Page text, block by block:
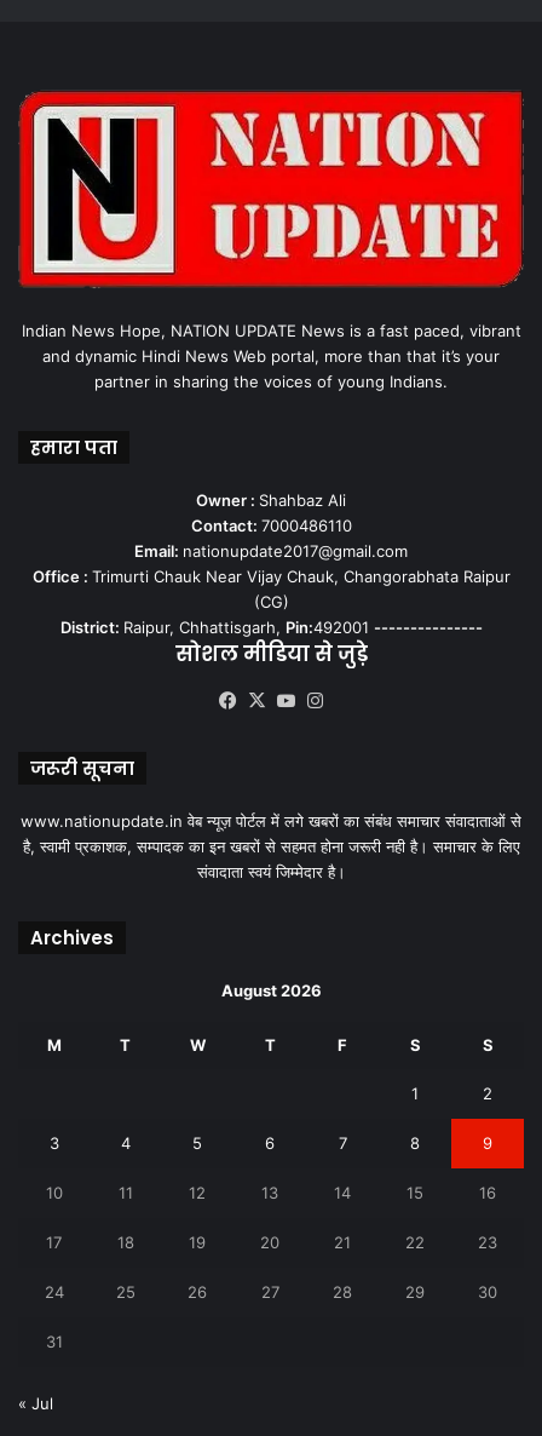
Indian News Hope, NATION UPDATE News is a fast paced, vibrant
and dynamic Hindi News Web portal, more than that it’s your
partner in sharing the voices of young Indians.
हमारा पता
Owner : Shahbaz Ali
Contact: 7000486110
Email: nationupdate2017@gmail.com
Office : Trimurti Chauk Near Vijay Chauk, Changorabhata Raipur
(CG)
District: Raipur, Chhattisgarh, Pin:492001 ---------------
सोशल मीडिया से जुड़े
Facebook
X YouTube
जरूरी सूचना
www.nationupdate.in वेब न्यूज़ पोर्टल में लगे खबरों का संबंध समाचार संवादाताओं से
है, स्वामी प्रकाशक, सम्पादक का इन खबरों से सहमत होना जरूरी नही है। समाचार के लिए
संवादाता स्वयं जिम्मेदार है।
Archives
August 2026
M T W T F S S
1 2
3 4 5 6 7 8 9
10 11 12 13 14 15 16
17 18 19 20 21 22 23
24 25 26 27 28 29 30
31
« Jul